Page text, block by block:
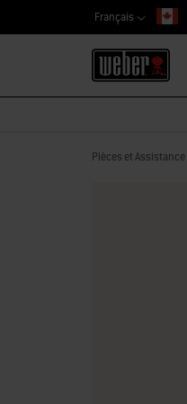
Français
Pièces et Assistance